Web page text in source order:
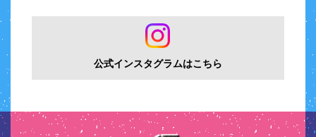
公式インスタグラムはこちら